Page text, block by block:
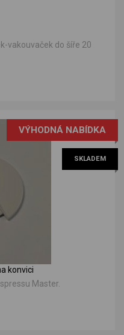
vakouvaček do šíře 20
VÝHODNÁ NABÍDKA
SKLADEM
konvici
Master.